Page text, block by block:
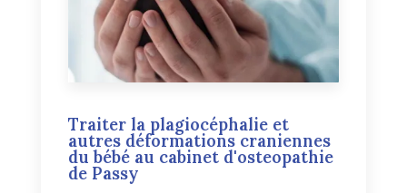
Traiter la plagiocéphalie et
autres déformations craniennes
du bébé au cabinet d'osteopathie
de Passy